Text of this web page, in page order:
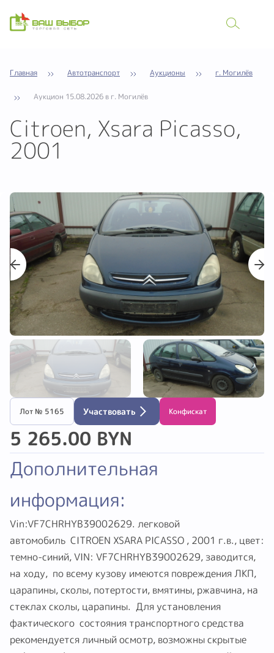
Главная Автотранспорт Аукционы г. Могилёв
Аукцион 15.08.2026 в г. Могилёв
Citroen, Xsara Picasso,
2001
Лот № 5165 Участвовать
Обмену и возврату не подлежит
5 265.00 BYN
Дополнительная
информация:
Vin:VF7CHRHYB39002629. легковой
автомобиль CITROEN XSARA PICASSO , 2001 г.в., цвет:
темно-синий, VIN: VF7CHRHYB39002629, заводится,
на ходу, по всему кузову имеются повреждения ЛКП,
царапины, сколы, потертости, вмятины, ржавчина, на
стеклах сколы, царапины. Для установления
фактического состояния транспортного средства